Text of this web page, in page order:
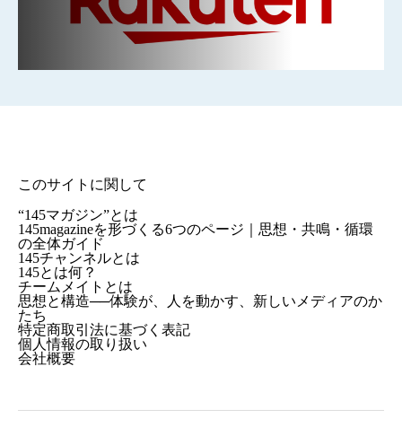
このサイトに関して
“145マガジン”とは
145magazineを形づくる6つのページ｜思想・共鳴・循環
の全体ガイド
145チャンネルとは
145とは何？
チームメイトとは
思想と構造──体験が、人を動かす、新しいメディアのか
たち
特定商取引法に基づく表記
個人情報の取り扱い
会社概要